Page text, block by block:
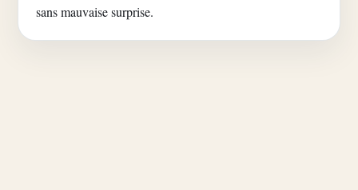
sans mauvaise surprise.